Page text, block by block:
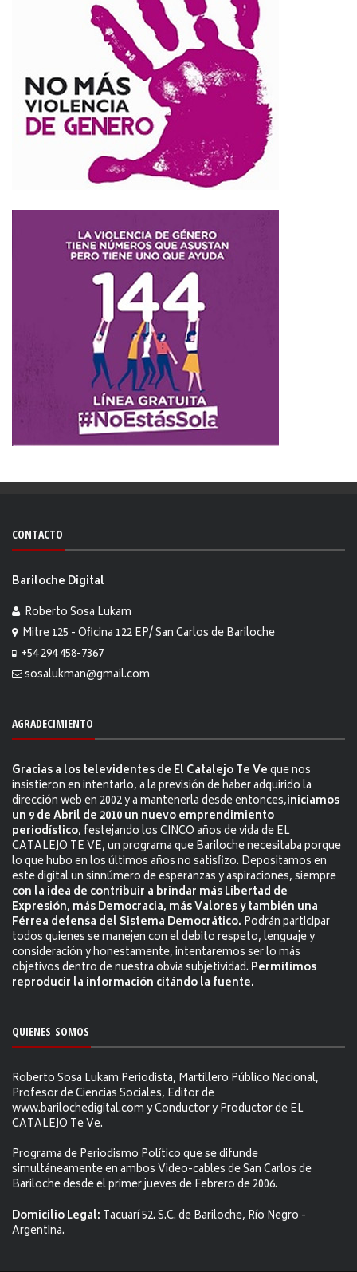
CONTACTO
Bariloche Digital
Roberto Sosa Lukam
Mitre 125 - Oficina 122 EP/ San Carlos de Bariloche
+54 294 458-7367
sosalukman@gmail.com
AGRADECIMIENTO
Gracias a los televidentes de El Catalejo Te Veque nos
insistieron en intentarlo, a la previsión de haber adquirido la
dirección web en 2002 y a mantenerla desde entonces,iniciamos
un 9 de Abril de 2010 un nuevo emprendimiento
periodístico, festejando los CINCO años de vida de EL
CATALEJO TE VE, un programa que Bariloche necesitaba porque
lo que hubo en los últimos años no satisfizo. Depositamos en
este digital un sinnúmero de esperanzas y aspiraciones, siempre
con la idea de contribuir a brindar más Libertad de
Expresión, más Democracia, más Valores y también una
Férrea defensa del Sistema Democrático. Podrán participar
todos quienes se manejen con el debito respeto, lenguaje y
consideración y honestamente, intentaremos ser lo más
objetivos dentro de nuestra obvia subjetividad. Permitimos
reproducir la información citándo la fuente.
QUIENES SOMOS
Roberto Sosa Lukam Periodista, Martillero Público Nacional,
Profesor de Ciencias Sociales, Editor de
www.barilochedigital.com y Conductor y Productor de EL
CATALEJO Te Ve.
Programa de Periodismo Político que se difunde
simultáneamente en ambos Video-cables de San Carlos de
Bariloche desde el primer jueves de Febrero de 2006.
Domicilio Legal: Tacuarí 52. S.C. de Bariloche, Río Negro -
Argentina.